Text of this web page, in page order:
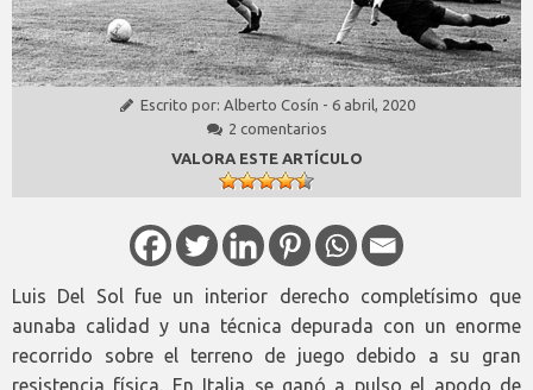
Escrito por: Alberto Cosín - 6 abril, 2020
2 comentarios
VALORA ESTE ARTÍCULO
Luis Del Sol fue un interior derecho completísimo que
aunaba calidad y una técnica depurada con un enorme
recorrido sobre el terreno de juego debido a su gran
resistencia física. En Italia se ganó a pulso el apodo de